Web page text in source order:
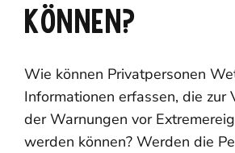
KÖNNEN?
Wie können Privatpersonen
Informationen erfassen, die zur
der Warnungen vor
werden können? Werden die